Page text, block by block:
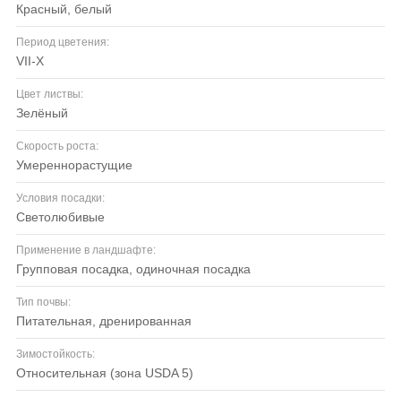
красный, белый
Период цветения:
VII-X
Цвет листвы:
зелёный
Скорость роста:
умереннорастущие
Условия посадки:
светолюбивые
Применение в ландшафте:
групповая посадка, одиночная посадка
Тип почвы:
питательная, дренированная
Зимостойкость:
относительная (зона USDA 5)